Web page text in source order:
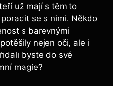
už mají s těmito
se s nimi. Někdo
s barevnými
nejen oči, ale i
byste do své
magie?